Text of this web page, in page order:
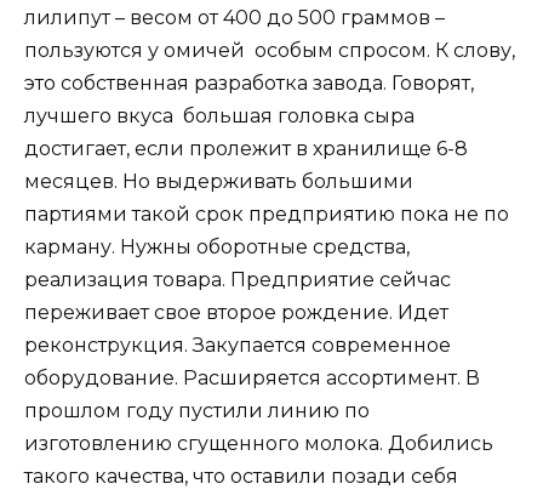
лилипут – весом от 400 до 500 граммов –
пользуются у омичей особым спросом. К слову,
это собственная разработка завода. Говорят,
лучшего вкуса большая головка сыра
достигает, если пролежит в хранилище 6-8
месяцев. Но выдерживать большими
партиями такой срок предприятию пока не по
карману. Нужны оборотные средства,
реализация товара. Предприятие сейчас
переживает свое второе рождение. Идет
реконструкция. Закупается современное
оборудование. Расширяется ассортимент. В
прошлом году пустили линию по
изготовлению сгущенного молока. Добились
такого качества, что оставили позади себя